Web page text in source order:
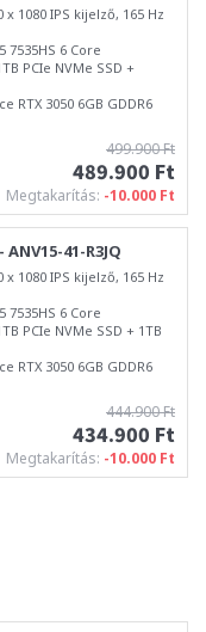
x 1080 IPS kijelző, 165 Hz
7535HS 6 Core
PCIe NVMe SSD +
RTX 3050 6GB GDDR6
499.900 Ft
489.900 Ft
Megtakarítás: -10.000 Ft
41-R3JQ
x 1080 IPS kijelző, 165 Hz
7535HS 6 Core
PCIe NVMe SSD + 1TB
RTX 3050 6GB GDDR6
444.900 Ft
434.900 Ft
Megtakarítás: -10.000 Ft